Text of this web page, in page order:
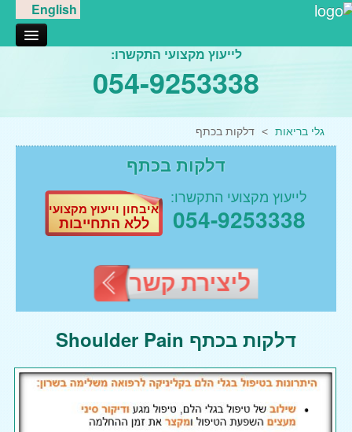
טיפול בגלי הלם
דורבן בעקב
דלקת במרפק
דלקות בכתף
דלקות במפרק הירך
גלי הלם רעננה
עיסוי רקמות עמוק
שיאצו וטווינא
עיסוי לנשים בהריון
דיקור סיני
English
לייעוץ מקצועי התקשרו:
054-9253338
גלי בריאות > דלקות בכתף
דלקות בכתף
לייעוץ מקצועי התקשרו:
054-9253338 איבחון וייעוץ מקצועי
ללא התחייבות
ליצירת קשר
דלקות בכתף Shoulder Pain